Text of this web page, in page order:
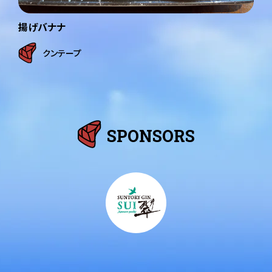
揚げバナナ
クンテープ
SPONSORS